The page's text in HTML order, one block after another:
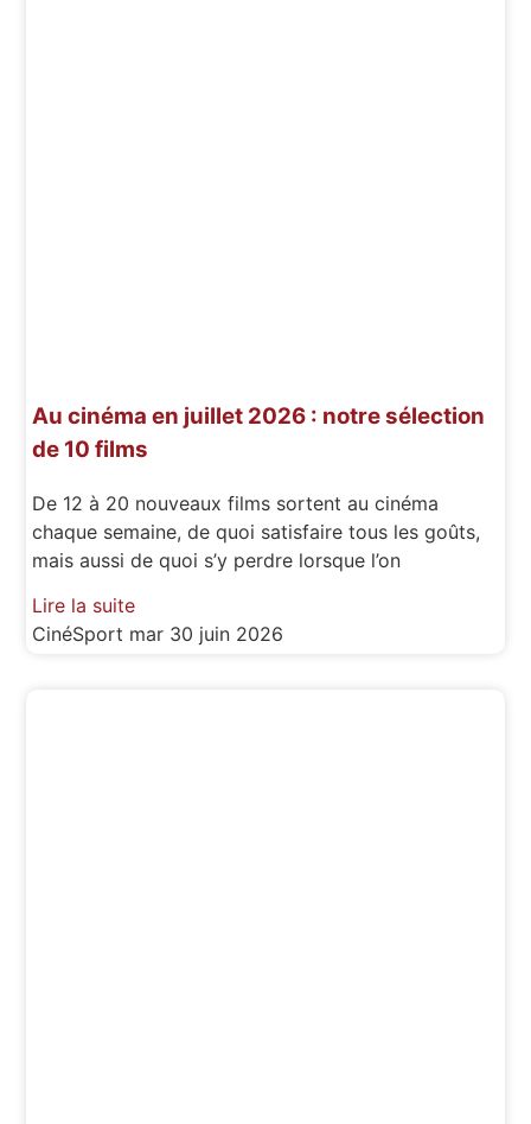
Au cinéma en juillet 2026 : notre sélection
de 10 films
De 12 à 20 nouveaux films sortent au cinéma
chaque semaine, de quoi satisfaire tous les goûts,
mais aussi de quoi s’y perdre lorsque l’on
Lire la suite
CinéSport mar 30 juin 2026